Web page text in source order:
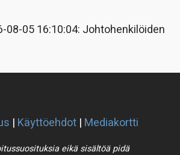
08-05 16:10:04: Johtohenkilöiden
| Käyttöehdot | Mediakortti
eikä sisältöä pidä